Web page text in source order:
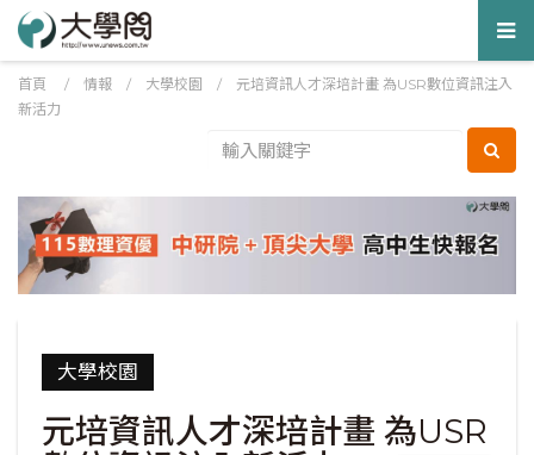
首頁 / 情報 / 大學校園 / 元培資訊人才深培計畫 為USR數位資訊注入
新活力
大學校園
元培資訊人才深培計畫 為USR